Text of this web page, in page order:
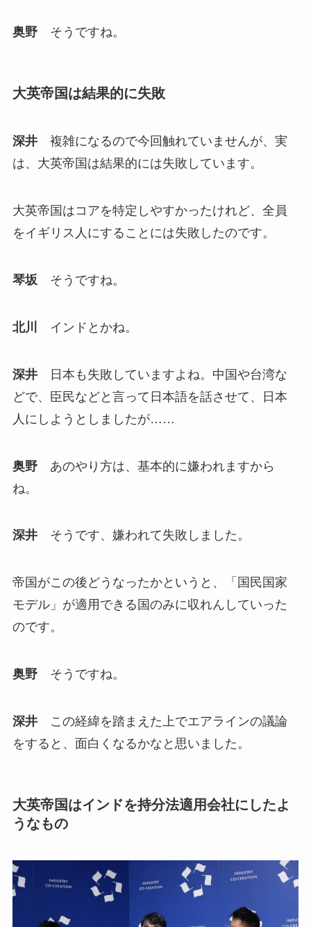
奥野そうですね。
大英帝国は結果的に失敗
深井複雑になるので今回触れていませんが、実
は、大英帝国は結果的には失敗しています。
大英帝国はコアを特定しやすかったけれど、全員
をイギリス人にすることには失敗したのです。
琴坂そうですね。
北川 インドとかね。
深井日本も失敗していますよね。中国や台湾な
どで、臣民などと言って日本語を話させて、日本
人にしようとしましたが……
奥野あのやり方は、基本的に嫌われますから
ね。
深井そうです、嫌われて失敗しました。
帝国がこの後どうなったかというと、「国民国家
モデル」が適用できる国のみに収れんしていった
のです。
奥野そうですね。
深井この経緯を踏まえた上でエアラインの議論
をすると、面白くなるかなと思いました。
大英帝国はインドを持分法適用会社にしたよ
うなもの